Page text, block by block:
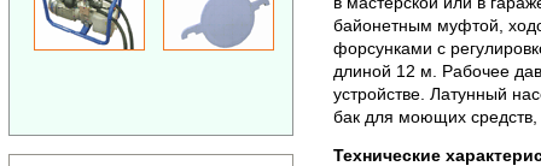
байонетным муфтой,
форсунками с
длиной 12 м. Рабочее
устройстве. Латунный
бак для моющих средств,
Технические